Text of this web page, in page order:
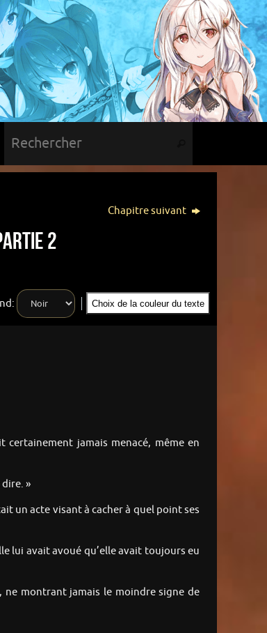
Chapitre suivant
2
Choix de la couleur du texte
certainement jamais menacé, même en
»
un acte visant à cacher à quel point ses
lui avait avoué qu’elle avait toujours eu
ne montrant jamais le moindre signe de